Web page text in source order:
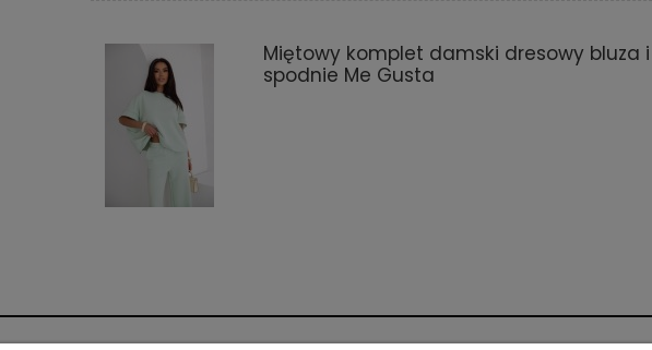
Miętowy komplet damski dresowy bluza i
spodnie Me Gusta